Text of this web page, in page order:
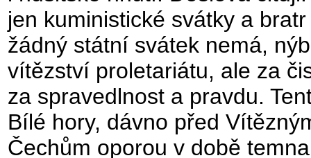
jen kuministické svátky a
žádný státní svátek nemá,
vítězství proletariátu, ale za
za spravedlnost a pravdu.
Bílé hory, dávno před
Čechům oporou v době